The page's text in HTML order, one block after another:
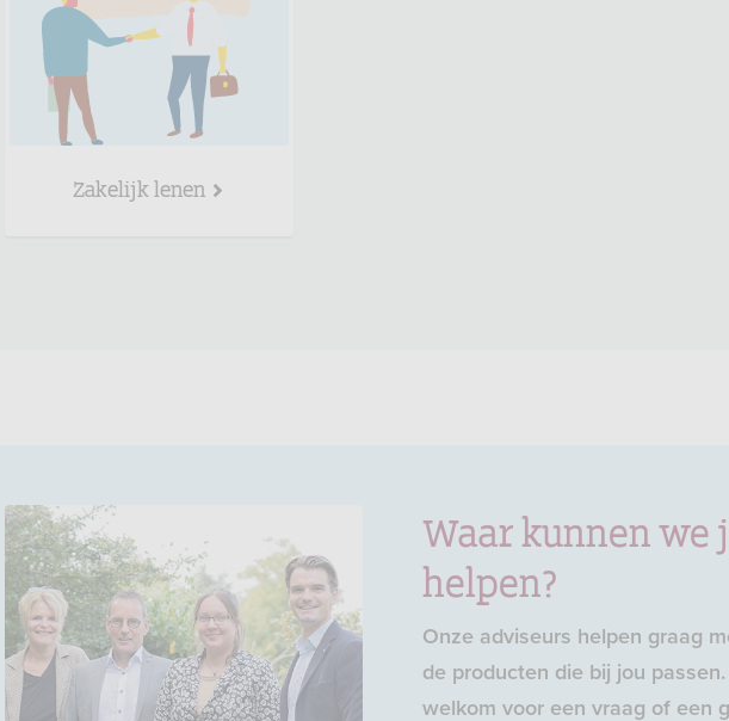
Zakelijk lenen
Waar kunnen we
helpen?
Onze adviseurs helpen graag
de producten die bij jou
welkom voor een vraag of een